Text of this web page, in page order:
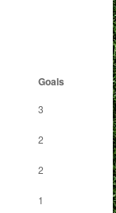
Goals
3
2
2
1